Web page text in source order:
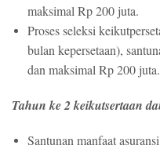
maksimal Rp 200 juta.
Proses seleksi
bulan kepersetaan),
dan maksimal Rp 200 juta.
Tahun ke 2 keikutsertaan
Santunan manfaat